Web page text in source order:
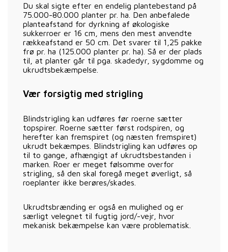
Du skal sigte efter en endelig plantebestand på
75.000-80.000 planter pr. ha. Den anbefalede
planteafstand for dyrkning af økologiske
sukkerroer er 16 cm, mens den mest anvendte
rækkeafstand er 50 cm. Det svarer til 1,25 pakke
frø pr. ha (125.000 planter pr. ha). Så er der plads
til, at planter går til pga. skadedyr, sygdomme og
ukrudtsbekæmpelse.
Vær forsigtig med strigling
Blindstrigling kan udføres før roerne sætter
topspirer. Roerne sætter først rodspiren, og
herefter kan fremspiret (og næsten fremspiret)
ukrudt bekæmpes. Blindstrigling kan udføres op
til to gange, afhængigt af ukrudtsbestanden i
marken. Roer er meget følsomme overfor
strigling, så den skal foregå meget øverligt, så
roeplanter ikke berøres/skades.
Ukrudtsbrænding er også en mulighed og er
særligt velegnet til fugtig jord/-vejr, hvor
mekanisk bekæmpelse kan være problematisk.